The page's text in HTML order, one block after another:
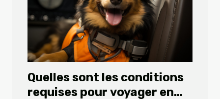
Quelles sont les conditions
requises pour voyager en